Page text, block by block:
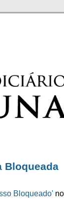
Bloqueada
Bloqueado'